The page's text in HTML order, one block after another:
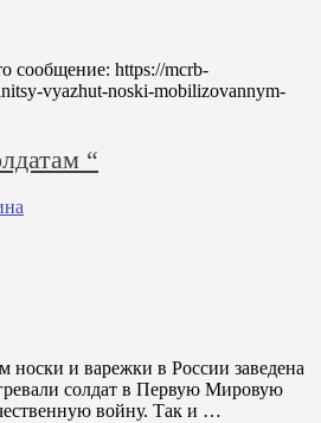
сообщение: https://mcrb-
vyazhut-noski-mobilizovannym-
“
носки и варежки в России заведена
солдат в Первую Мировую
войну. Так и …